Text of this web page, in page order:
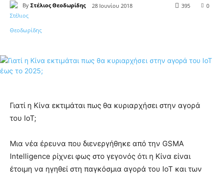
By Στέλιος Θεοδωρίδης 28 Ιουνίου 2018 0
395
Γιατί η Κίνα εκτιμάται πως θα κυριαρχήσει στην αγορά
του IoT;
Μια νέα έρευνα που διενεργήθηκε από την GSMA
Intelligence ρίχνει φως στο γεγονός ότι η Κίνα είναι
έτοιμη να ηγηθεί στη παγκόσμια αγορά του IoT και των